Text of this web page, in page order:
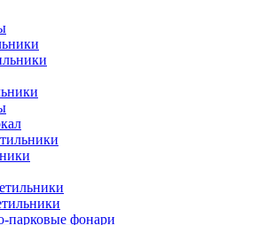
парковые фонари